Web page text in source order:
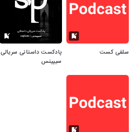
سلفی کست
پادکست داستانی سریالی
سیپینس